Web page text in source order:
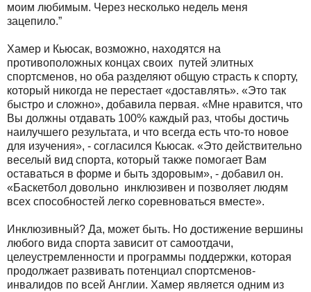
моим любимым. Через несколько недель меня
зацепило.”
Хамер и Кьюсак, возможно, находятся на
противоположных концах своих путей элитных
спортсменов, но оба разделяют общую страсть к спорту,
который никогда не перестает «доставлять». «Это так
быстро и сложно», добавила первая. «Мне нравится, что
Вы должны отдавать 100% каждый раз, чтобы достичь
наилучшего результата, и что всегда есть что-то новое
для изучения», - согласился Кьюсак. «Это действительно
веселый вид спорта, который также помогает Вам
оставаться в форме и быть здоровым», - добавил он.
«Баскетбол довольно инклюзивен и позволяет людям
всех способностей легко соревноваться вместе».
Инклюзивный? Да, может быть. Но достижение вершины
любого вида спорта зависит от самоотдачи,
целеустремленности и программы поддержки, которая
продолжает развивать потенциал спортсменов-
инвалидов по всей Англии. Хамер является одним из